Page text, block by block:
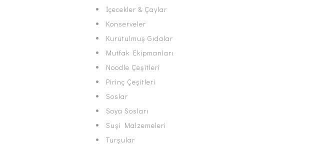
İçecekler & Çaylar
Konserveler
Kurutulmuş Gıdalar
Mutfak Ekipmanları
Noodle Çeşitleri
Pirinç Çeşitleri
Soslar
Soya Sosları
Suşi Malzemeleri
Turşular